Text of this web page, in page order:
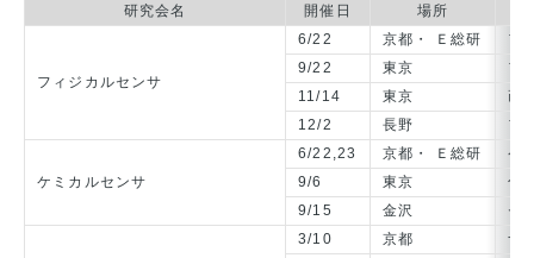
研究会名 開催日 場所
フィジカルセンサ
6/22 京都・ Ｅ総研
フ
9/22
東京
フ
11/14
東京
画
12/2
長野 フ
ケミカルセンサ
6/22,23 京都・ Ｅ総研
ケ
9/6
東京
化
9/15
金沢 セ
3/10 京都
ナ